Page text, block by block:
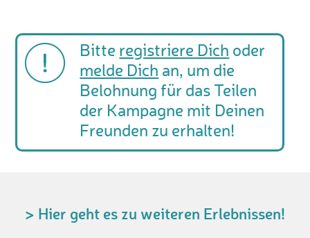
Bitte registriere Dich oder
melde Dich an, um die
Belohnung für das Teilen
der Kampagne mit Deinen
Freunden zu erhalten!
> Hier geht es zu weiteren Erlebnissen!